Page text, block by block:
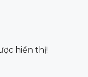
hiển thị!